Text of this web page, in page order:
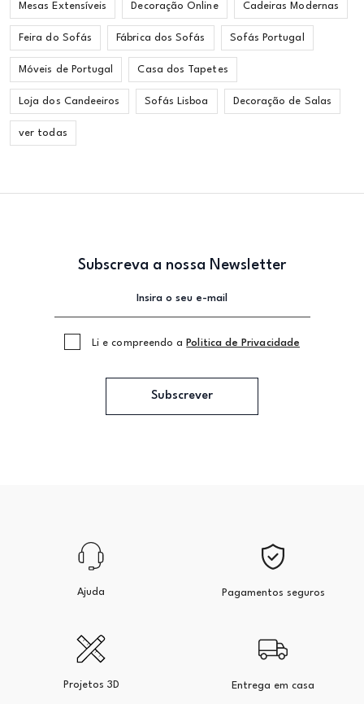
Mesas Extensíveis Decoração Online Cadeiras Modernas
Feira do Sofás Fábrica dos Sofás Sofás Portugal
Móveis de Portugal Casa dos Tapetes
Loja dos Candeeiros Sofás Lisboa Decoração de Salas
ver todas
Subscreva a nossa Newsletter
Li e compreendo a Politica de Privacidade
Subscrever
Ajuda Pagamentos seguros
Projetos 3D Entrega em casa